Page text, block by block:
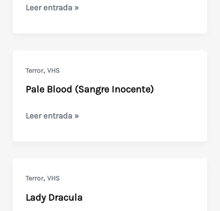
Count
Leer entrada »
Terror, VHS
Pale Blood (Sangre Inocente)
Pale
Leer entrada »
Terror, VHS
Lady Dracula